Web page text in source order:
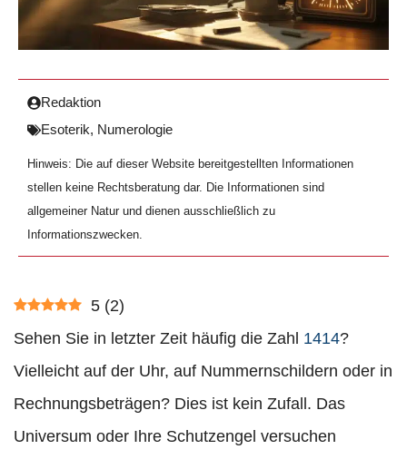
Redaktion
Esoterik, Numerologie
Hinweis: Die auf dieser Website bereitgestellten Informationen
stellen keine Rechtsberatung dar. Die Informationen sind
allgemeiner Natur und dienen ausschließlich zu
Informationszwecken.
5 (2)
Sehen Sie in letzter Zeit häufig die Zahl 1414?
Vielleicht auf der Uhr, auf Nummernschildern oder in
Rechnungsbeträgen? Dies ist kein Zufall. Das
Universum oder Ihre Schutzengel versuchen